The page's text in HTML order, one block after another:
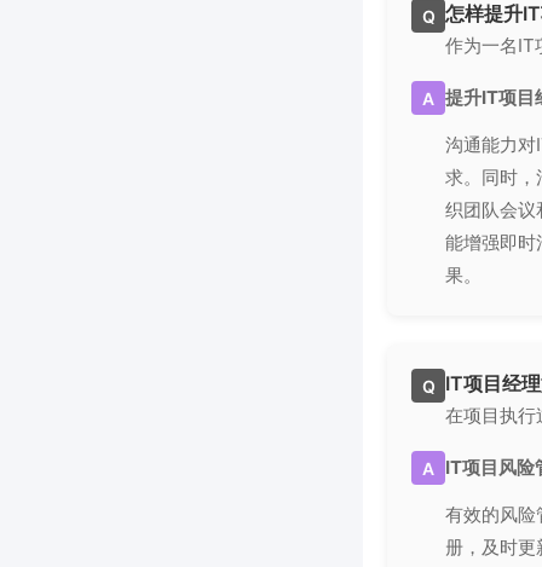
Q 怎样提升
作为一名IT
A 提升IT项目
沟通能力对
求。同时，
织团队会
能增强即时
果。
Q IT项目经
在项目执行
A IT项目风险
有效的风险
册，及时